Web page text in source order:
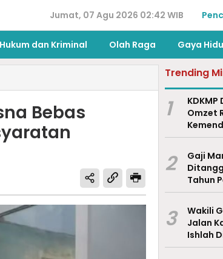
Jumat, 07 Agu 2026 02:42 WIB
Hukum dan Kriminal Olah Raga Gaya
Bebas
Trending
1
Omzet
2
Gaji
Tahun
3
Wakili
Jalan
Ishlah